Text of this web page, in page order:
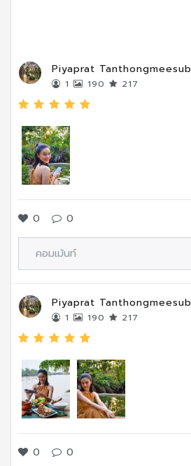
Piyaprat Tanthongmeesub
1 190 217
0 0
Piyaprat Tanthongmeesub
1 190 217
0 0